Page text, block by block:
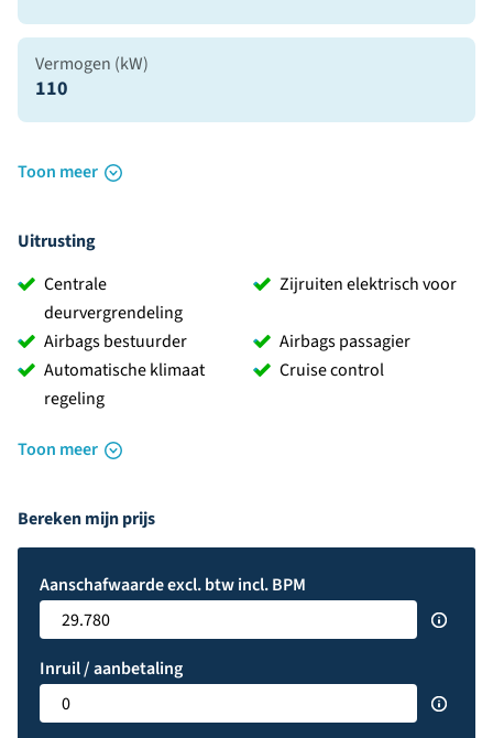
Vermogen (kW)
110
Toon meer
Uitrusting
Centrale
deurvergrendeling
Zijruiten elektrisch voor
Airbags bestuurder
Airbags passagier
Automatische klimaat
regeling
Cruise control
Toon meer
Bereken mijn prijs
Aanschafwaarde excl. btw incl. BPM
Inruil / aanbetaling